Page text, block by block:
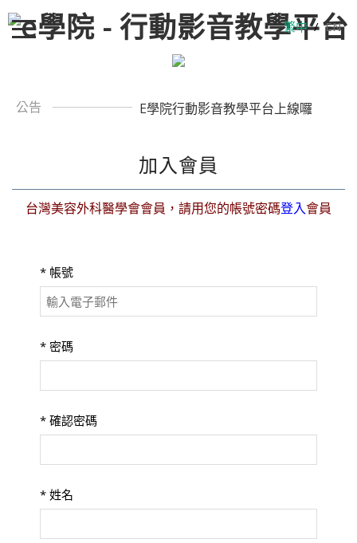
繁中 / EN
公告 E學院行動影音教學平台上線囉
加入會員
台灣美容外科醫學會會員，請用您的帳號密碼登入會員
* 帳號
* 密碼
* 確認密碼
* 姓名